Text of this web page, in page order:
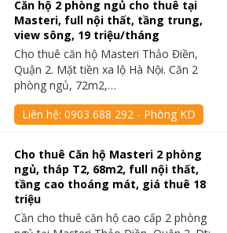
Căn hộ 2 phòng ngủ cho thuê tại
Masteri, full nội thất, tầng trung,
view sông, 19 triệu/tháng
Cho thuê căn hộ Masteri Thảo Điền,
Quận 2. Mặt tiền xa lộ Hà Nội. Căn 2
phòng ngủ, 72m2,…
Liên hệ:0903 688 292 - Phòng KD
Cho thuê Căn hộ Masteri 2 phòng
ngủ, tháp T2, 68m2, full nội thất,
tầng cao thoáng mát, giá thuê 18
triệu
Cần cho thuê căn hộ cao cấp 2 phòng